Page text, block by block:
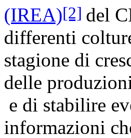
(IREA)[2] del
differenti
stagione di
delle
e di stabilire
informazioni